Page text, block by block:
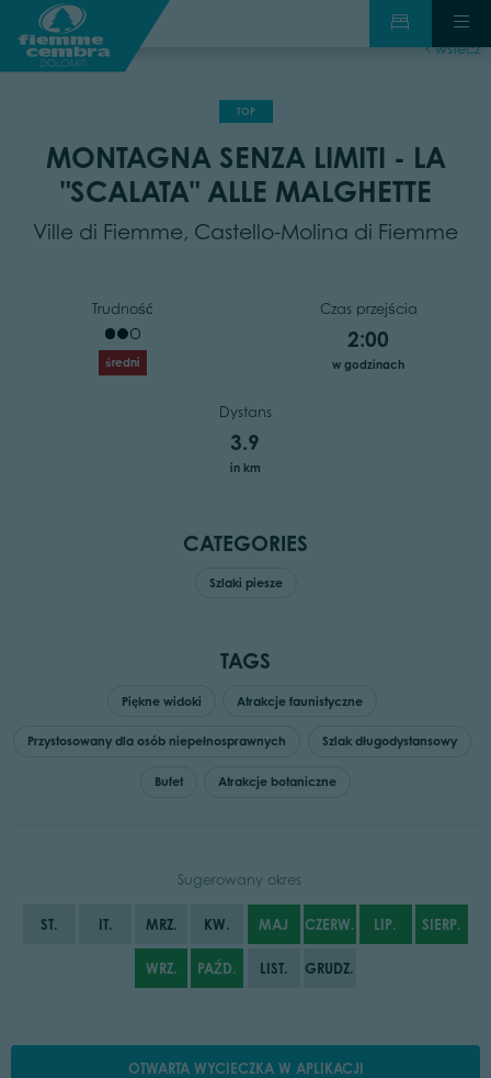
wstecz
TOP
MONTAGNA SENZA LIMITI - LA
"SCALATA" ALLE MALGHETTE
Ville di Fiemme, Castello-Molina di Fiemme
Trudność
średni
Czas przejścia
2:00
w godzinach
Dystans
3.9
in km
CATEGORIES
Szlaki piesze
TAGS
Piękne widoki Atrakcje faunistyczne
Przystosowany dla osób niepełnosprawnych Szlak długodystansowy
Bufet Atrakcje botaniczne
Sugerowany okres
ST. IT. MRZ. KW. MAJ CZERW. LIP. SIERP.
WRZ. PAŹD. LIST. GRUDZ.
OTWARTA WYCIECZKA W APLIKACJI